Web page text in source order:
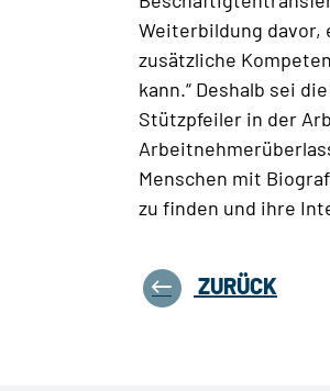
Weiterbildung
zusätzliche
kann.“ Deshalb sei
Stützpfeiler in der
Menschen mit
zu finden und ihre
ZURÜCK